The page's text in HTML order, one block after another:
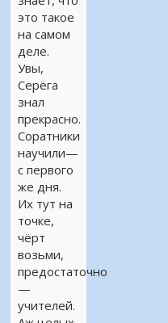
это такое
на самом
деле.
Увы,
Серёга
знал
прекрасно.
Соратники
научили—
с первого
же дня.
Их тут на
точке,
чёрт
возьми,
предостаточно
—
учителей.